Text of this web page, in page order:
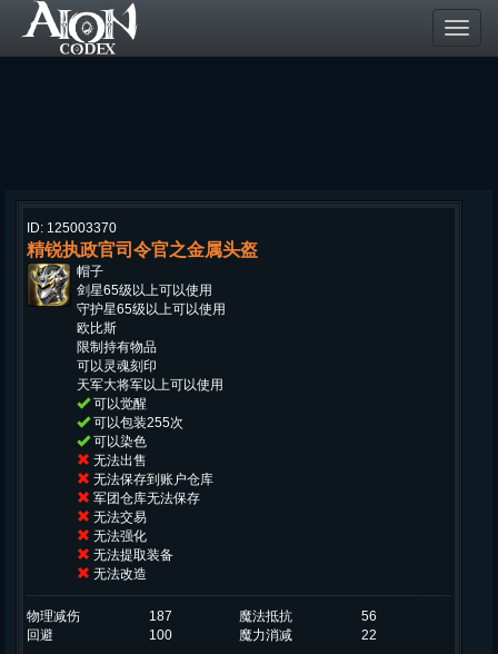
ID: 125003370
精锐执政官司令官之金属头盔
帽子
剑星65级以上可以使用
守护星65级以上可以使用
欧比斯
限制持有物品
可以灵魂刻印
天军大将军以上可以使用
可以觉醒
可以包装255次
可以染色
无法出售
无法保存到账户仓库
军团仓库无法保存
无法交易
无法强化
无法提取装备
无法改造
物理减伤 187 魔法抵抗
56
回避
100 魔力消减 22